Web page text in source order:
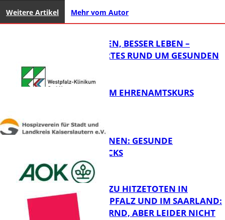
Weitere Artikel Mehr vom Autor
FB Gesundheit
GUT SCHLAFEN, BESSER LEBEN –
WISSENSWERTES RUND UM GESUNDEN
FB Gesundheit
ABSCHLUSS IM EHRENAMTSKURS
FB Gesundheit
FIT FÜRS LERNEN: GESUNDE
PAUSENSNACKS
RKI-ZAHLEN ZU HITZETOTEN IN
RHEINLAND-PFALZ UND IM SAARLAND:
„ERSCHÜTTERND, ABER LEIDER NICHT